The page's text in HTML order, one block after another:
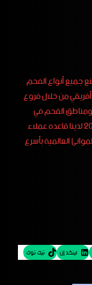
جميع أنواع الفحم
من خلال فروع
ومناطق الفحم في
كولومبيا نعمل في مجال تصنيع الفحم منذ عام 2009 لدينا قاعده عملاء
العالمية بأسرع
لينكد إن تيك توك